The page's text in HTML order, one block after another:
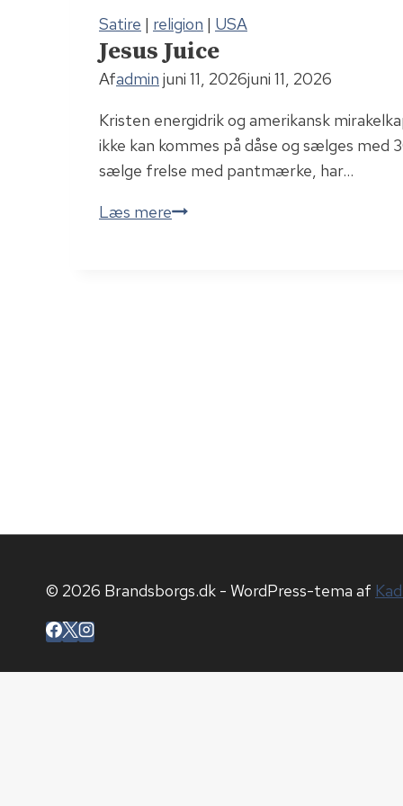
Satire | religion | USA
Jesus Juice
Afadmin juni 11, 2026juni 11, 2026
Kristen energidrik og amerikansk
ikke kan kommes på dåse og sælges
sælge frelse med pantmærke, har…
Læs mereJesus
© 2026 Brandsborgs.dk - WordPress-tema af